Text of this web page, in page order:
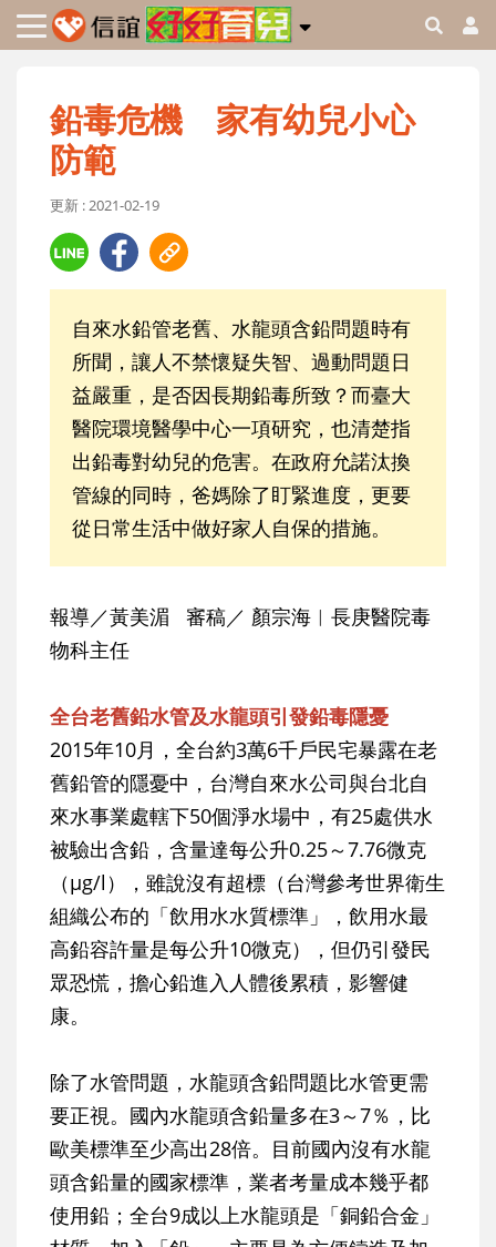
鉛毒危機 家有幼兒小心
防範
更新 : 2021-02-19
自來水鉛管老舊、水龍頭含鉛問題時有
所聞，讓人不禁懷疑失智、過動問題日
益嚴重，是否因長期鉛毒所致？而臺大
醫院環境醫學中心一項研究，也清楚指
出鉛毒對幼兒的危害。在政府允諾汰換
管線的同時，爸媽除了盯緊進度，更要
從日常生活中做好家人自保的措施。
報導／黃美湄 審稿／ 顏宗海︱長庚醫院毒
物科主任
全台老舊鉛水管及水龍頭引發鉛毒隱憂
2015年10月，全台約3萬6千戶民宅暴露在老
舊鉛管的隱憂中，台灣自來水公司與台北自
來水事業處轄下50個淨水場中，有25處供水
被驗出含鉛，含量達每公升0.25～7.76微克
（μg/l），雖說沒有超標（台灣參考世界衛生
組織公布的「飲用水水質標準」，飲用水最
高鉛容許量是每公升10微克），但仍引發民
眾恐慌，擔心鉛進入人體後累積，影響健
康。
除了水管問題，水龍頭含鉛問題比水管更需
要正視。國內水龍頭含鉛量多在3～7％，比
歐美標準至少高出28倍。目前國內沒有水龍
頭含鉛量的國家標準，業者考量成本幾乎都
使用鉛；全台9成以上水龍頭是「銅鉛合金」